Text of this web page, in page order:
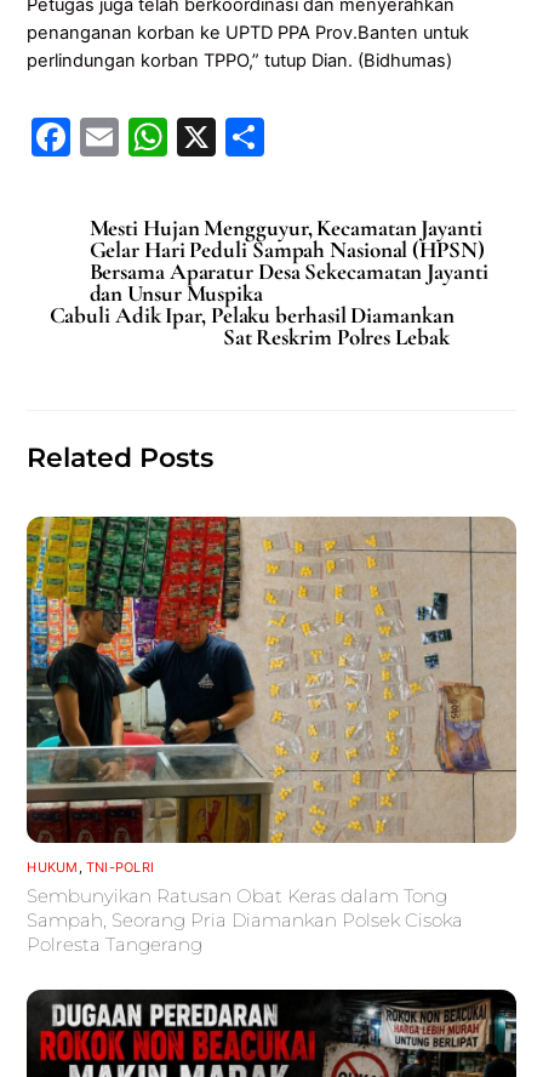
Petugas juga telah berkoordinasi dan menyerahkan
penanganan korban ke UPTD PPA Prov.Banten untuk
perlindungan korban TPPO,” tutup Dian. (Bidhumas)
F
c
e
b
o
E
ai
l
W
at
s
A
p
X
ar
e
Mesti Hujan Mengguyur, Kecamatan Jayanti
Gelar Hari Peduli Sampah Nasional (HPSN)
Bersama Aparatur Desa Sekecamatan Jayanti
dan Unsur Muspika
Cabuli Adik Ipar, Pelaku berhasil Diamankan
Sat Reskrim Polres Lebak
Related Posts
HUKUM TNI-POLRI
Sembunyikan Ratusan Obat Keras dalam Tong
Sampah, Seorang Pria Diamankan Polsek Cisoka
Polresta Tangerang